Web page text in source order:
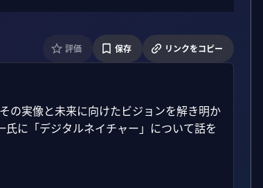
評価 保存 リンクをコピー
の実像と未来に向けたビジョンを解き明か
氏に「デジタルネイチャー」について話を